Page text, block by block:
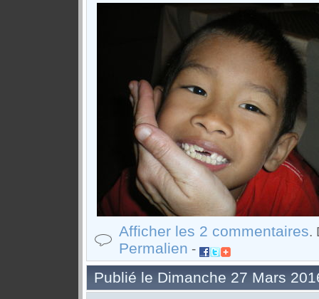
Afficher les 2 commentaires.
Permalien -
Publié le Dimanche 27 Mars